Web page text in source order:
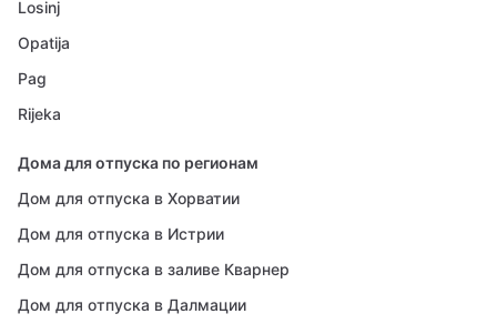
Losinj
Opatija
Pag
Rijeka
Дома для отпуска по регионам
Дом для отпуска в Хорватии
Дом для отпуска в Истрии
Дом для отпуска в заливе Кварнер
Дом для отпуска в Далмации